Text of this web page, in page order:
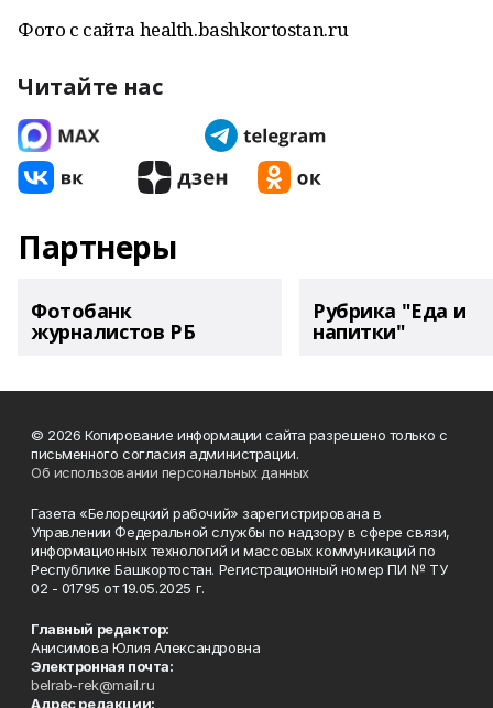
Фото с сайта health.bashkortostan.ru
Читайте нас
Партнеры
Фотобанк
журналистов РБ
Рубрика "Еда и
напитки"
© 2026 Копирование информации сайта разрешено только с
письменного согласия администрации.
Об использовании персональных данных
Газета «Белорецкий рабочий» зарегистрирована в
Управлении Федеральной службы по надзору в сфере связи,
информационных технологий и массовых коммуникаций по
Республике Башкортостан. Регистрационный номер ПИ № ТУ
02 - 01795 от 19.05.2025 г.
Главный редактор:
Анисимова Юлия Александровна
Электронная почта:
belrab-rek@mail.ru
Адрес редакции: